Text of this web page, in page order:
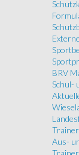
BRV
Schul-
Trainer
Aus-